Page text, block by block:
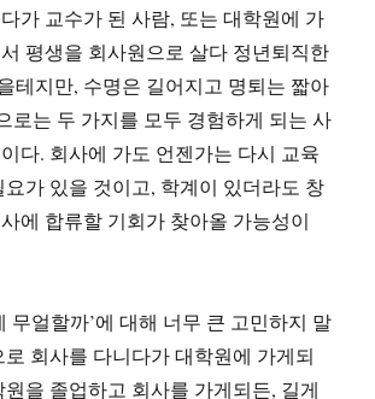
가 교수가 된 사람, 또는 대학원에 가
평생을 회사원으로 살다 정년퇴직한
테지만, 수명은 길어지고 명퇴는 짧아
로는 두 가지를 모두 경험하게 되는 사
다. 회사에 가도 언젠가는 다시 교육
가 있을 것이고, 학계이 있더라도 창
에 합류할 기회가 찾아올 가능성이
무얼할까’에 대해 너무 큰 고민하지 말
로 회사를 다니다가 대학원에 가게되
을 졸업하고 회사를 가게되든, 길게